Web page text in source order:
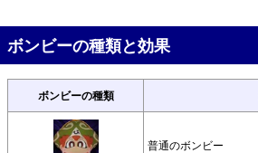
ボンビーの種類と効果
ボンビーの種類
普通のボンビー